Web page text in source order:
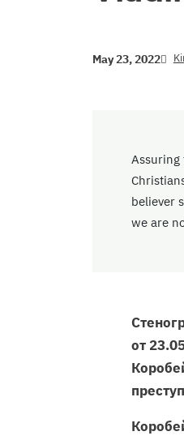
May 23, 2022
Assuring
believer
we are
от